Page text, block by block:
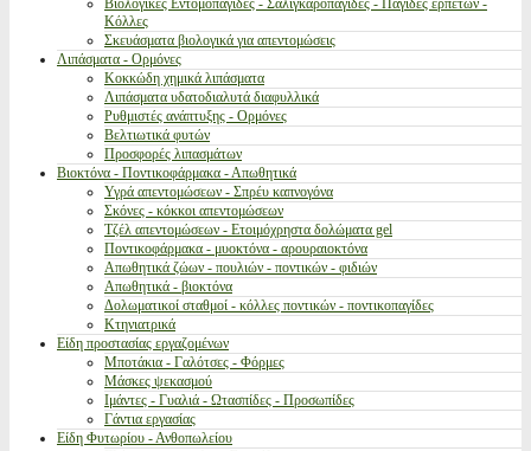
Βιολογικές Εντομοπαγίδες - Σαλιγκαροπαγίδες - Παγίδες ερπετών -
Κόλλες
Σκευάσματα βιολογικά για απεντομώσεις
Λιπάσματα - Ορμόνες
Κοκκώδη χημικά λιπάσματα
Λιπάσματα υδατοδιαλυτά διαφυλλικά
Ρυθμιστές ανάπτυξης - Ορμόνες
Βελτιωτικά φυτών
Προσφορές λιπασμάτων
Βιοκτόνα - Ποντικοφάρμακα - Απωθητικά
Υγρά απεντομώσεων - Σπρέυ καπνογόνα
Σκόνες - κόκκοι απεντομώσεων
Τζέλ απεντομώσεων - Ετοιμόχρηστα δολώματα gel
Ποντικοφάρμακα - μυοκτόνα - αρουραιοκτόνα
Απωθητικά ζώων - πουλιών - ποντικών - φιδιών
Απωθητικά - βιοκτόνα
Δολωματικοί σταθμοί - κόλλες ποντικών - ποντικοπαγίδες
Κτηνιατρικά
Είδη προστασίας εργαζομένων
Μποτάκια - Γαλότσες - Φόρμες
Μάσκες ψεκασμού
Ιμάντες - Γυαλιά - Ωτασπίδες - Προσωπίδες
Γάντια εργασίας
Είδη Φυτωρίου - Ανθοπωλείου